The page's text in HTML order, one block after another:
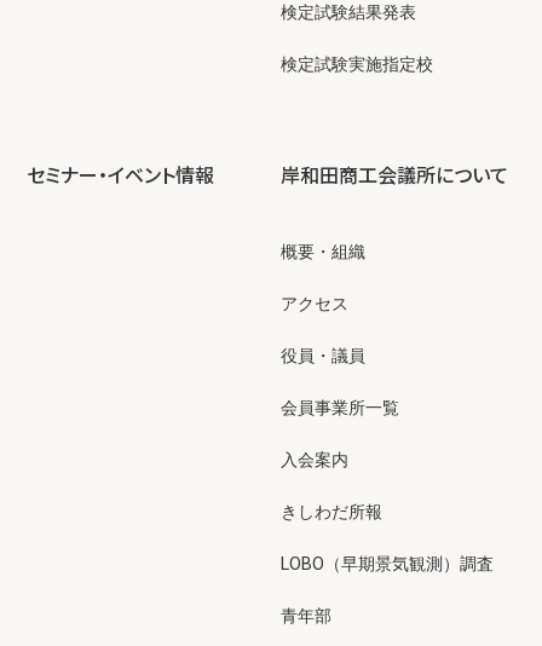
検定試験結果発表
検定試験実施指定校
セミナー・イベント情報 岸和田商工会議所について
概要・組織
アクセス
役員・議員
会員事業所一覧
入会案内
きしわだ所報
LOBO（早期景気観測）調査
青年部